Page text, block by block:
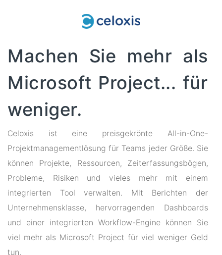
Machen Sie mehr als
Microsoft Project... für
weniger.
Celoxis ist eine preisgekrönte All-in-One-
Projektmanagementlösung für Teams jeder Größe. Sie
können Projekte, Ressourcen, Zeiterfassungsbögen,
Probleme, Risiken und vieles mehr mit einem
integrierten Tool verwalten. Mit Berichten der
Unternehmensklasse, hervorragenden Dashboards
und einer integrierten Workflow-Engine können Sie
viel mehr als Microsoft Project für viel weniger Geld
tun.